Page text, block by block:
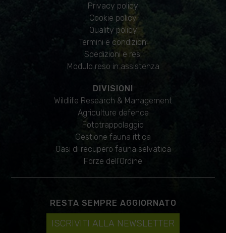
Privacy policy
Cookie policy
Quality policy
Termini e condizioni
Spedizioni e resi
Modulo reso in assistenza
DIVISIONI
Wildlife Research & Management
Agriculture defence
Fototrappolaggio
Gestione fauna ittica
Oasi di recupero fauna selvatica
Forze dell'Ordine
RESTA SEMPRE AGGIORNATO
ISCRIVITI ALLA NEWSLETTER